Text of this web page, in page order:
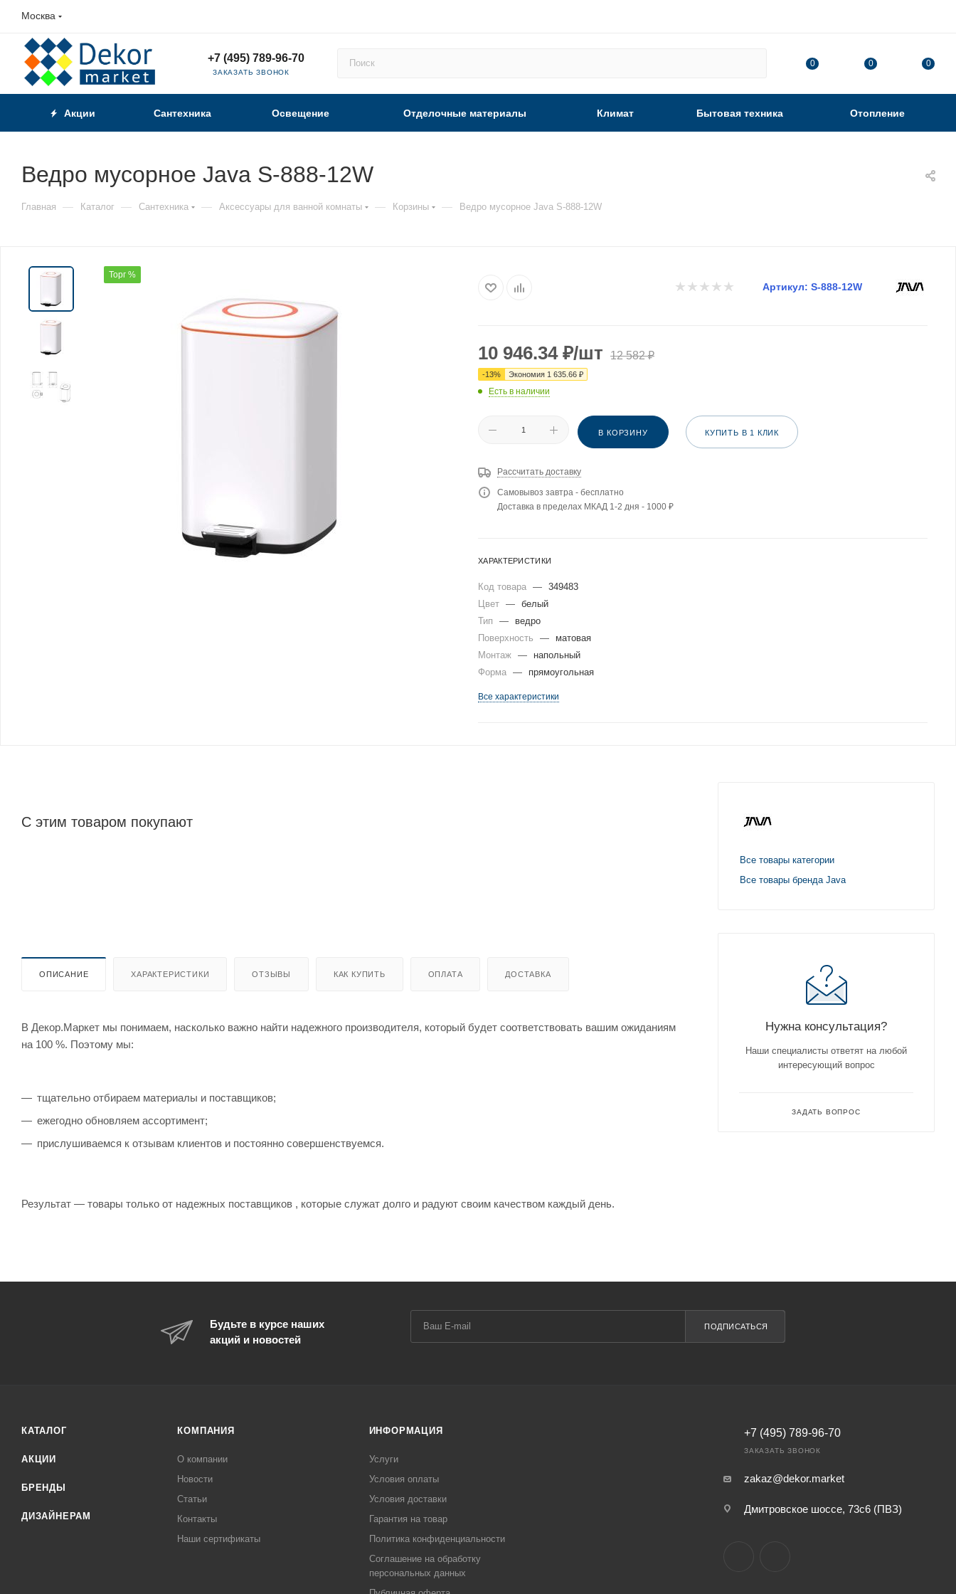
Москва
+7 (495) 789-96-70
ЗАКАЗАТЬ ЗВОНОК
0 0 0
Акции Сантехника Освещение Отделочные материалы Климат Бытовая техника Отопление
Ведро мусорное Java S-888-12W
Главная — Каталог — Сантехника — Аксессуары для ванной комнаты — Корзины — Ведро мусорное Java S-888-12W
Торг %
Артикул: S-888-12W
10 946.34₽/шт 12 582₽
-13% Экономия 1 635.66 ₽
Есть в наличии
В КОРЗИНУ КУПИТЬ В 1 КЛИК
Рассчитать доставку
Самовывоз завтра - бесплатно
Доставка в пределах МКАД 1-2 дня - 1000 ₽
ХАРАКТЕРИСТИКИ
Код товара — 349483
Цвет — белый
Тип
—
ведро
Поверхность
—
матовая
Монтаж —
напольный
Форма — прямоугольная
Все характеристики
С этим товаром покупают
ОПИСАНИЕ ХАРАКТЕРИСТИКИ ОТЗЫВЫ КАК КУПИТЬ ОПЛАТА ДОСТАВКА
В Декор.Маркет мы понимаем, насколько важно найти надежного производителя, который будет соответствовать вашим ожиданиям
на 100 %. Поэтому мы:
тщательно отбираем материалы и поставщиков;
ежегодно обновляем ассортимент;
прислушиваемся к отзывам клиентов и постоянно совершенствуемся.
Результат — товары только от надежных поставщиков , которые служат долго и радуют своим качеством каждый день.
Все товары категории
Все товары бренда Java
Нужна консультация?
Наши специалисты ответят на любой
интересующий вопрос
ЗАДАТЬ ВОПРОС
Будьте в курсе наших
акций и новостей
ПОДПИСАТЬСЯ
КАТАЛОГ
АКЦИИ
БРЕНДЫ
ДИЗАЙНЕРАМ
КОМПАНИЯ
О компании
Новости
Статьи
Контакты
Наши сертификаты
ИНФОРМАЦИЯ
Услуги
Условия оплаты
Условия доставки
Гарантия на товар
Политика конфиденциальности
Соглашение на обработку
персональных данных
+7 (495) 789-96-70
ЗАКАЗАТЬ ЗВОНОК
zakaz@dekor.market
Дмитровское шоссе, 73с6 (ПВЗ)